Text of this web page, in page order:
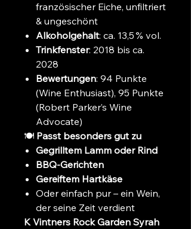
französischer Eiche, unfiltriert
& ungeschönt
Alkoholgehalt: ca. 13,5 % vol.
Trinkfenster: 2018 bis ca.
2028
Bewertungen: 94 Punkte
(Wine Enthusiast), 95 Punkte
(Robert Parker’s Wine
Advocate)
🍽️ Passt besonders gut zu
Gegrilltem Lamm oder Rind
BBQ-Gerichten
Gereiftem Hartkäse
Oder einfach pur – ein Wein,
der seine Zeit verdient
K Vintners Rock Garden Syrah